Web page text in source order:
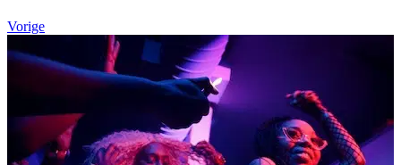
Vorige